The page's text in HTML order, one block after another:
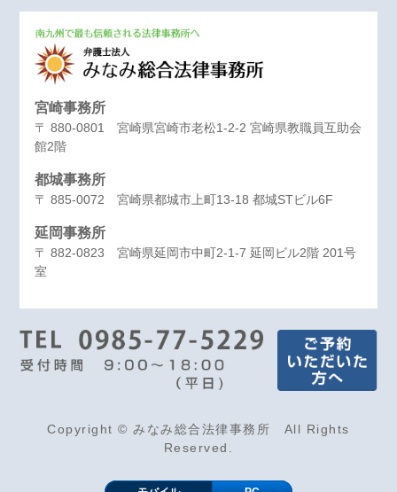
宮崎事務所
〒 880-0801 宮崎県宮崎市老松1-2-2 宮崎県教職員互助会
館2階
都城事務所
〒 885-0072 宮崎県都城市上町13-18 都城STビル6F
延岡事務所
〒 882-0823 宮崎県延岡市中町2-1-7 延岡ビル2階 201号
室
Copyright © みなみ総合法律事務所 All Rights
Reserved.